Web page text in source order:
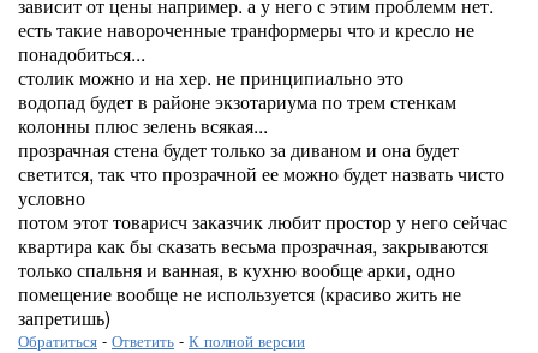
есть такие навороченные транформеры что и кресло не
понадобиться...
столик можно и на хер. не принципиально это
водопад будет в районе экзотариума по трем стенкам
колонны плюс зелень всякая...
прозрачная стена будет только за диваном и она будет
светится, так что прозрачной ее можно будет назвать чисто
условно
потом этот товарисч заказчик любит простор у него сейчас
квартира как бы сказать весьма прозрачная, закрываются
только спальня и ванная, в кухню вообще арки, одно
помещение вообще не используется (красиво жить не
запретишь)
Обратиться - Ответить - К полной версии